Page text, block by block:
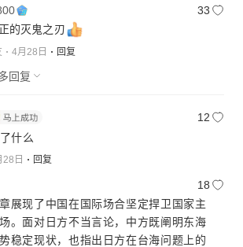
33
的灭鬼之刃
4月28日 回复
回复
12
什么
28日 回复
18
展现了中国在国际场合坚定捍卫国家主
。面对日方不当言论，中方既阐明东海
稳定现状，也指出日方在台海问题上的